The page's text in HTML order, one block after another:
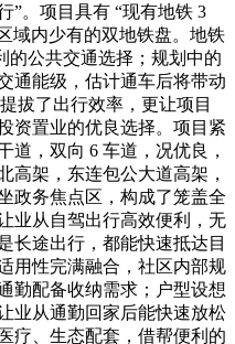
”。项目具有 “现有地铁 3
域内少有的双地铁盘。地铁
的公共交通选择；规划中的
通能级，估计通车后将带动
拔了出行效率，更让项目
资置业的优良选择。项目紧
道，双向 6 车道，况优良，
高架，东连包公大道高架，
政务焦点区，构成了笼盖全
业从自驾出行高效便利，无
长途出行，都能快速抵达目
用性完满融合，社区内部规
勤配备收纳需求；户型设想
业从通勤回家后能快速放松
疗、生态配套，借帮便利的